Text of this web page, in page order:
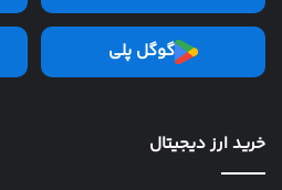
گوگل پلی
خرید ارز دیجیتال